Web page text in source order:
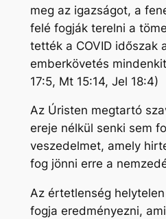
meg az igazságot, a
felé fogják terelni a
tették a COVID időszak
emberkövetés
17:5, Mt 15:14, Jel 18:4)
Az Úristen megtartó
ereje nélkül senki sem
veszedelmet, amely
fog jönni erre a
Az értetlenség
fogja eredményezni,